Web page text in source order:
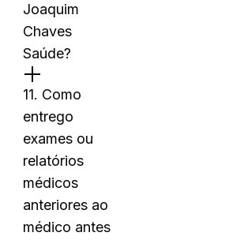
Joaquim
Chaves
Saúde?
11. Como
entrego
exames ou
relatórios
médicos
anteriores ao
médico antes